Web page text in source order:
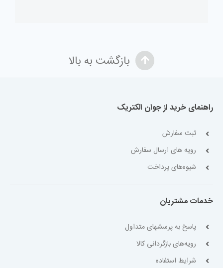
بازگشت به بالا
راهنمای خرید از جوان الکتریک
ثبت سفارش
رویه های ارسال سفارش
شیوه‌های پرداخت
خدمات مشتریان
پاسخ به پرسشهای متداول
رویه‌های بازگردانی کالا
شرایط استفاده